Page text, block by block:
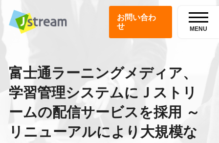
お問い合わ
せ
MENU
富士通ラーニングメディア、
学習管理システムにＪストリ
ームの配信サービスを採用 ～
リニューアルにより大規模な